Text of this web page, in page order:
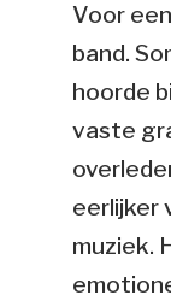
Voor
band.
hoorde
vaste
eerlijker
muziek.